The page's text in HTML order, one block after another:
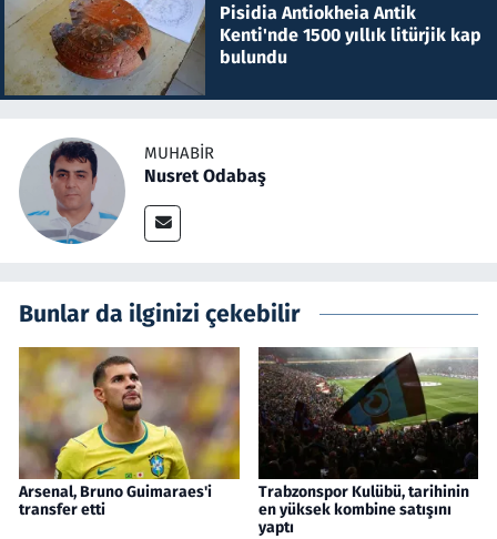
Pisidia Antiokheia Antik
Kenti'nde 1500 yıllık litürjik kap
bulundu
MUHABIR
Nusret Odabaş
Bunlar da ilginizi çekebilir
Arsenal, Bruno Guimaraes'i
transfer etti
Trabzonspor Kulübü, tarihinin
en yüksek kombine satışını
yaptı